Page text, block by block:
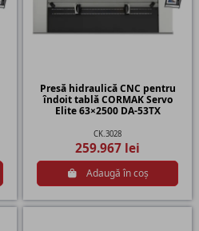
Presă hidraulică CNC pentru
îndoit tablă CORMAK Servo
Elite 63×2500 DA-53TX
CK.3028
259.967 lei
Adaugă în coș